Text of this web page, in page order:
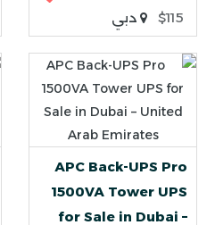
$115
دبي
APC Back-UPS Pro
1500VA Tower UPS
for Sale in Dubai –